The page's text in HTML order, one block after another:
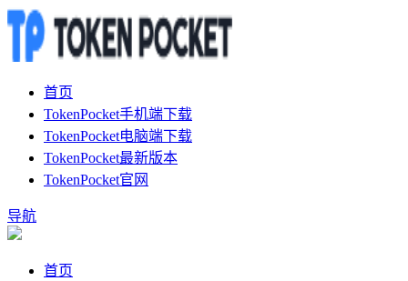
首页
TokenPocket手机端下载
TokenPocket电脑端下载
TokenPocket最新版本
TokenPocket官网
导航
首页